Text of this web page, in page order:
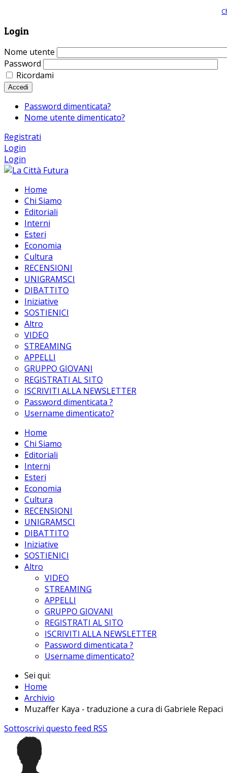
Login
Nome utente
Password
Ricordami
Accedi
Password dimenticata?
Nome utente dimenticato?
Registrati
Login
Login
Home
Chi Siamo
Editoriali
Interni
Esteri
Economia
Cultura
RECENSIONI
UNIGRAMSCI
DIBATTITO
Iniziative
SOSTIENICI
Altro
VIDEO
STREAMING
APPELLI
GRUPPO GIOVANI
REGISTRATI AL SITO
ISCRIVITI ALLA NEWSLETTER
Password dimenticata ?
Username dimenticato?
Home
Chi Siamo
Editoriali
Interni
Esteri
Economia
Cultura
RECENSIONI
UNIGRAMSCI
DIBATTITO
Iniziative
SOSTIENICI
Altro
VIDEO
STREAMING
APPELLI
GRUPPO GIOVANI
REGISTRATI AL SITO
ISCRIVITI ALLA NEWSLETTER
Password dimenticata ?
Username dimenticato?
Sei qui:
Home
Archivio
Muzaffer Kaya - traduzione a cura di Gabriele Repaci
Sottoscrivi questo feed RSS